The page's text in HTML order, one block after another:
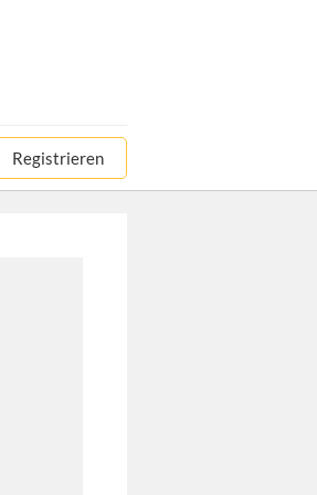
Registrieren